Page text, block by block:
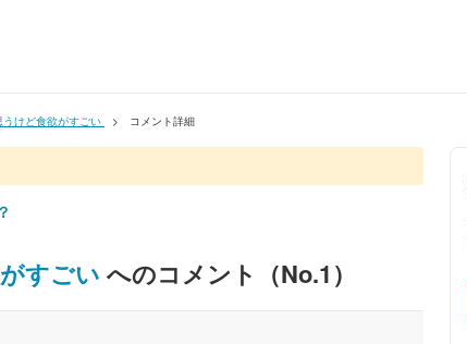
けど食欲がすごい コメント詳細
すごい へのコメント（No.1）